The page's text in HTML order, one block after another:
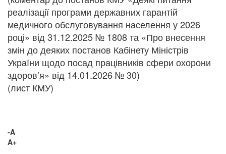
реалізації програми державних гарантій
медичного обслуговування населення у 2026
році» від 31.12.2025 № 1808 та «Про внесення
змін до деяких постанов Кабінету Міністрів
України щодо посад працівників сфери охорони
здоров’я» від 14.01.2026 № 30)
(лист КМУ)
-A
A+